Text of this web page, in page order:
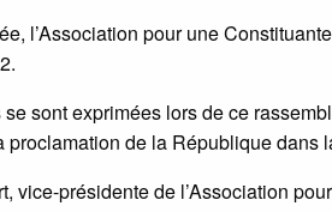
l’Association pour une
sont exprimées lors de ce
de la République dans
vice-présidente de l’Association